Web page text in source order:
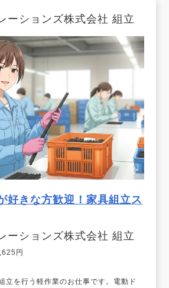
ーションズ株式会社 組立
好きな方歓迎！家具組立ス
ーションズ株式会社 組立
円
立を行う軽作業のお仕事です。電動ド